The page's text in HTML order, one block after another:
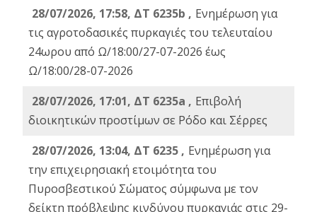
28/07/2026, 17:58, ΔΤ 6235b , Ενημέρωση για
τις αγροτοδασικές πυρκαγιές του τελευταίου
24ωρου από Ω/18:00/27-07-2026 έως
Ω/18:00/28-07-2026
28/07/2026, 17:01, ΔΤ 6235a , Eπιβολή
διοικητικών προστίμων σε Ρόδο και Σέρρες
28/07/2026, 13:04, ΔΤ 6235 , Ενημέρωση για
την επιχειρησιακή ετοιμότητα του
Πυροσβεστικού Σώματος σύμφωνα με τον
δείκτη πρόβλεψης κινδύνου πυρκαγιάς στις 29-